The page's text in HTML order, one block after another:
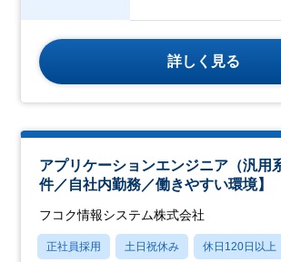
詳しく見る
アプリケーションエンジニア（汎用
件／自社内勤務／働きやすい環境】
フコク情報システム株式会社
正社員採用 土日祝休み 休日120日以上